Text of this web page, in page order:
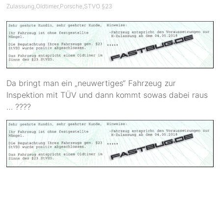
Zulassung,Oldtimer,Porsche,STVO §23
Da bringt man ein „neuwertiges“ Fahrzeug zur
Inspektion mit TÜV und dann kommt sowas dabei raus
… ????